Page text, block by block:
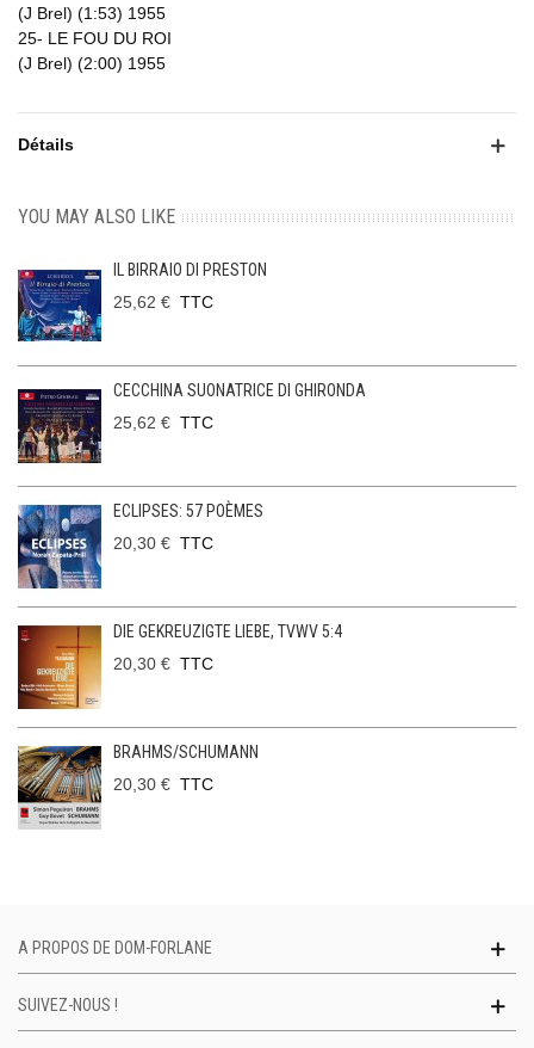
(J Brel) (1:53) 1955
25- LE FOU DU ROI
(J Brel) (2:00) 1955
Détails
YOU MAY ALSO LIKE
IL BIRRAIO DI PRESTON
25,62 € TTC
CECCHINA SUONATRICE DI GHIRONDA
25,62 € TTC
ECLIPSES: 57 POÈMES
20,30 € TTC
DIE GEKREUZIGTE LIEBE, TVWV 5:4
20,30 € TTC
BRAHMS/SCHUMANN
20,30 € TTC
A PROPOS DE DOM-FORLANE
SUIVEZ-NOUS !